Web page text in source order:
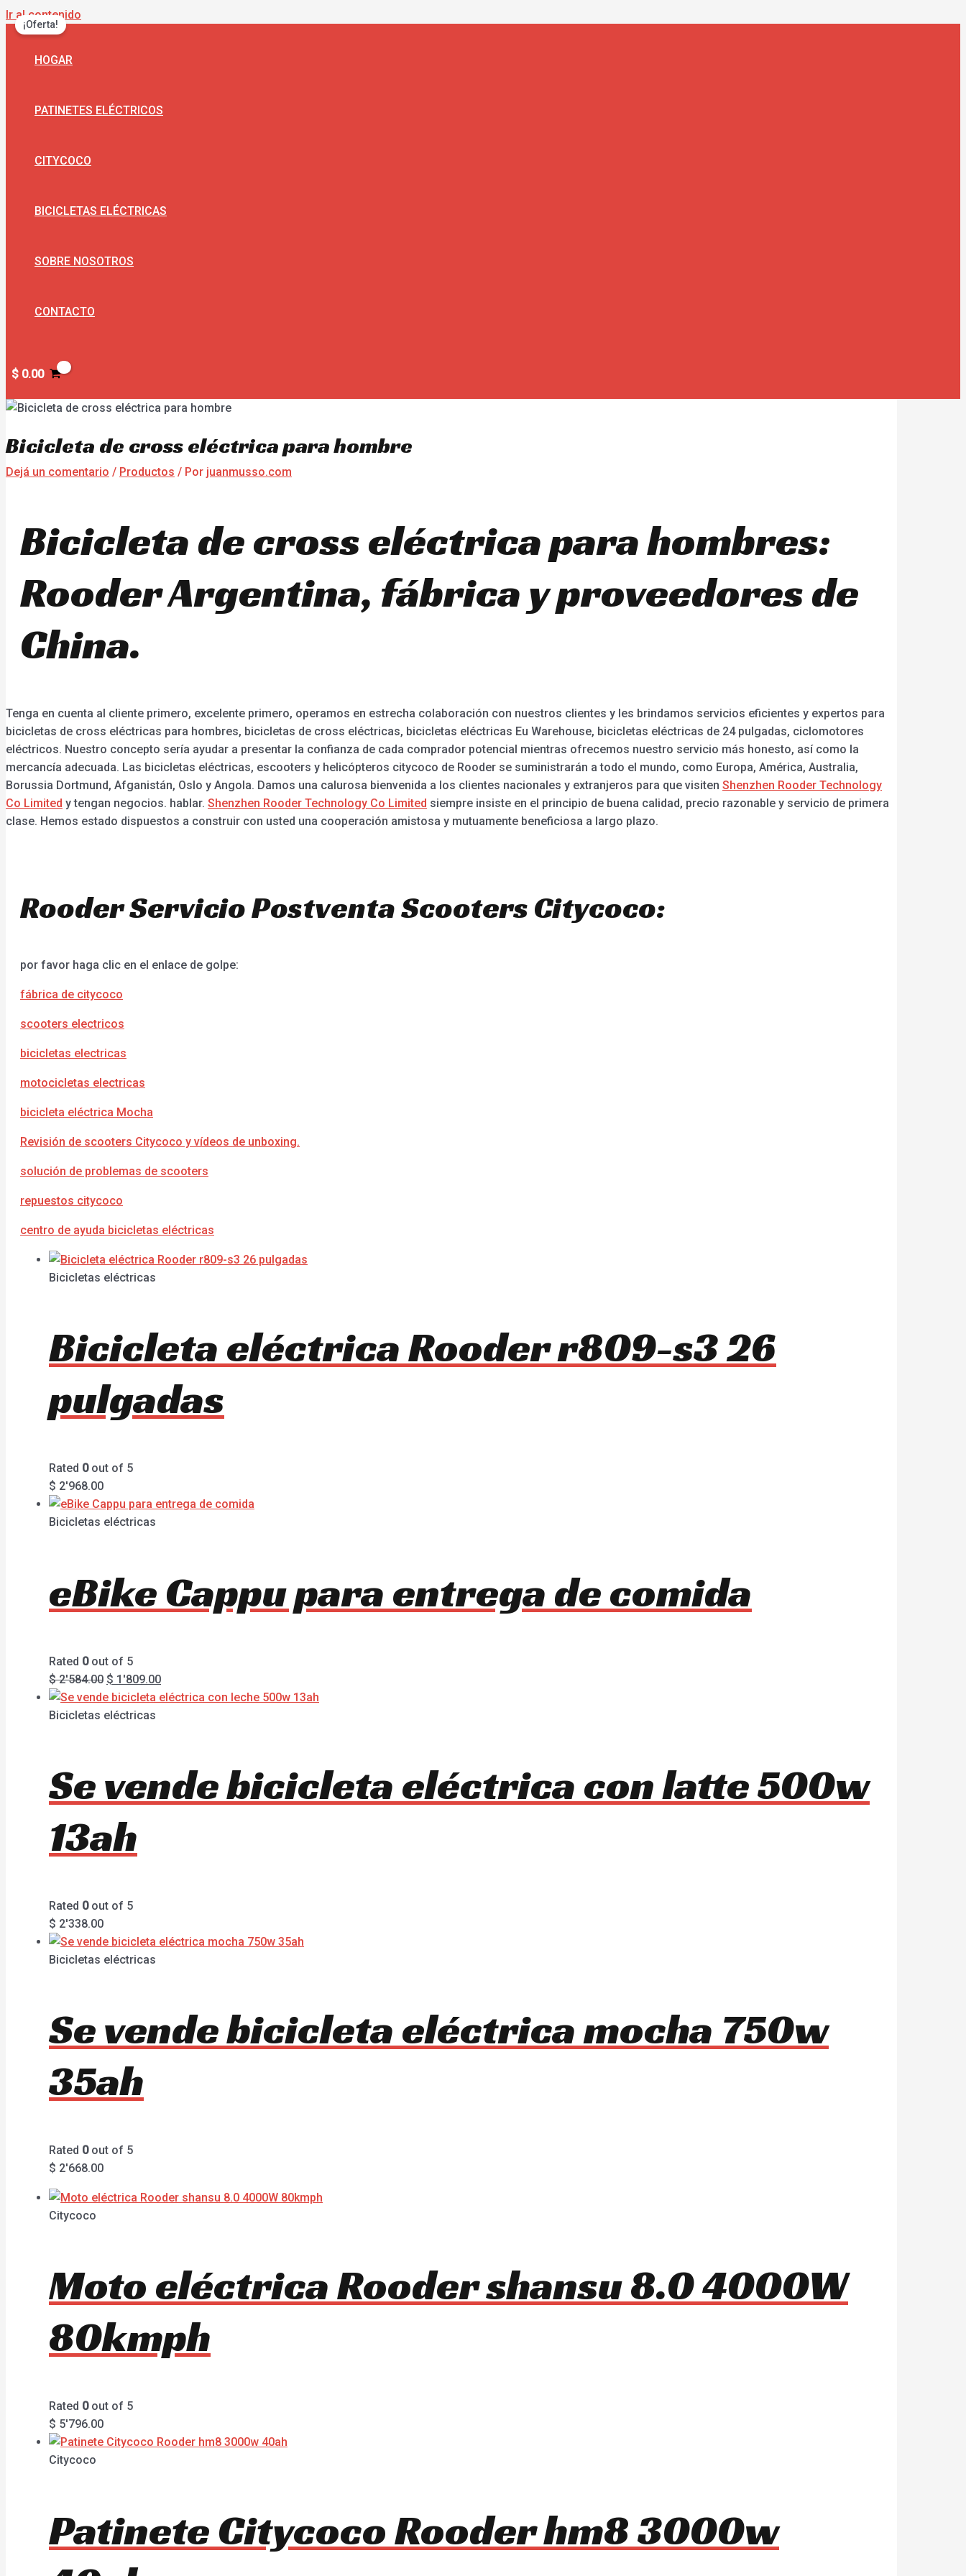
Ir al contenido
HOGAR
PATINETES ELÉCTRICOS
CITYCOCO
BICICLETAS ELÉCTRICAS
SOBRE NOSOTROS
CONTACTO
$ 0.00
Bicicleta de cross eléctrica para hombre
Dejá un comentario / Productos / Por juanmusso.com
Bicicleta de cross eléctrica para hombres:
Rooder Argentina, fábrica y proveedores de
China.
Tenga en cuenta al cliente primero, excelente primero, operamos en estrecha colaboración con nuestros clientes y les brindamos servicios eficientes y expertos para
bicicletas de cross eléctricas para hombres, bicicletas de cross eléctricas, bicicletas eléctricas Eu Warehouse, bicicletas eléctricas de 24 pulgadas, ciclomotores
eléctricos. Nuestro concepto sería ayudar a presentar la confianza de cada comprador potencial mientras ofrecemos nuestro servicio más honesto, así como la
mercancía adecuada. Las bicicletas eléctricas, escooters y helicópteros citycoco de Rooder se suministrarán a todo el mundo, como Europa, América, Australia,
Borussia Dortmund, Afganistán, Oslo y Angola. Damos una calurosa bienvenida a los clientes nacionales y extranjeros para que visiten Shenzhen Rooder Technology
Co Limited y tengan negocios. hablar. Shenzhen Rooder Technology Co Limited siempre insiste en el principio de buena calidad, precio razonable y servicio de primera
clase. Hemos estado dispuestos a construir con usted una cooperación amistosa y mutuamente beneficiosa a largo plazo.
Rooder Servicio Postventa Scooters Citycoco:
por favor haga clic en el enlace de golpe:
fábrica de citycoco
scooters electricos
bicicletas electricas
motocicletas electricas
bicicleta eléctrica Mocha
Revisión de scooters Citycoco y vídeos de unboxing.
solución de problemas de scooters
repuestos citycoco
centro de ayuda bicicletas eléctricas
Bicicletas eléctricas
Bicicleta eléctrica Rooder r809-s3 26
pulgadas
Rated 0out of 5
$ 2'968.00
¡Oferta!
Bicicletas eléctricas
eBike Cappu para entrega de comida
Rated 0out of 5
$2'584.00 $ 1'809.00
Bicicletas eléctricas
Se vende bicicleta eléctrica con latte 500w
13ah
Rated 0out of 5
$ 2'338.00
Bicicletas eléctricas
Se vende bicicleta eléctrica mocha 750w
35ah
Rated 0out of 5
$ 2'668.00
Citycoco
Moto eléctrica Rooder shansu 8.0 4000W
80kmph
Rated 0out of 5
$ 5'796.00
Citycoco
Patinete Citycoco Rooder hm8 3000w